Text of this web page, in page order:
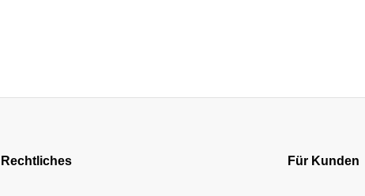
Rechtliches Für Kunden